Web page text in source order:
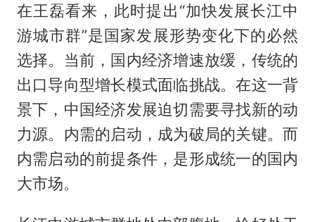
在王磊看来，此时提出“加快发展长江中
游城市群”是国家发展形势变化下的必然
选择。当前，国内经济增速放缓，传统的
出口导向型增长模式面临挑战。在这一背
景下，中国经济发展迫切需要寻找新的动
力源。内需的启动，成为破局的关键。而
内需启动的前提条件，是形成统一的国内
大市场。